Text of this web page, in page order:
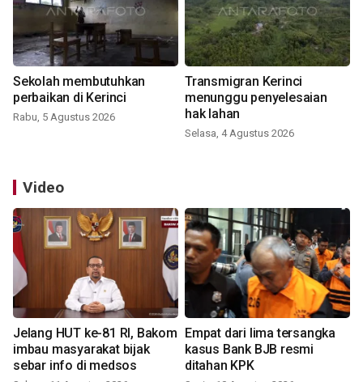
Sekolah membutuhkan
perbaikan di Kerinci
Rabu, 5 Agustus 2026
Transmigran Kerinci
menunggu penyelesaian
hak lahan
Selasa, 4 Agustus 2026
Video
Jelang HUT ke-81 RI, Bakom
imbau masyarakat bijak
sebar info di medsos
Empat dari lima tersangka
kasus Bank BJB resmi
ditahan KPK